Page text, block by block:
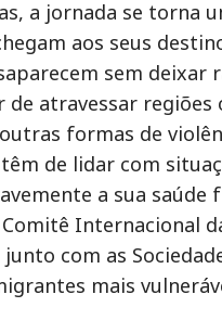
a jornada se torna
aos seus
sem deixar
de atravessar regiões
formas de
de lidar com
a sua saúde
Internacional
com as
mais